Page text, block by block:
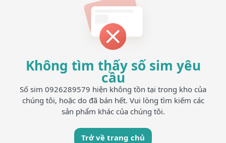
Không tìm thấy số sim yêu
cầu
Số sim 0926289579 hiện không tồn tại trong kho của
chúng tôi, hoặc do đã bán hết. Vui lòng tìm kiếm các
sản phẩm khác của chúng tôi.
Trở về trang chủ